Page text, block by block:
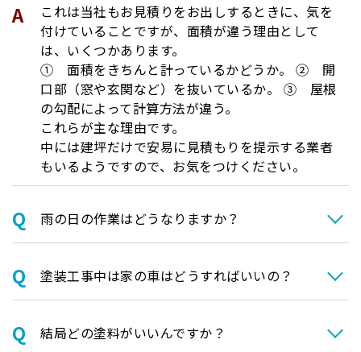
これは当社もお見積りをお出しするときに、気を
付けていることですが、面積が違う理由として
は、いくつかあります。
① 面積をきちんと計っているかどうか。 ② 開
口部（窓や玄関など）を抜いているか。 ③ 屋根
の勾配によって計算方法が違う。
これらが主な理由です。
中には建坪だけで安易に見積もりを提示する業者
もいるようですので、お気をつけください。
⾬の日の作業はどうなりますか？
塗装⼯事中は家の⾞はどうすればいいの？
結局どの塗料がいいんですか？